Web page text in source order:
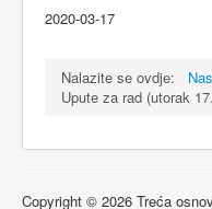
2020-03-17
Nalazite se ovdje:
Upute za rad (utorak
Copyright © 2026 Treća